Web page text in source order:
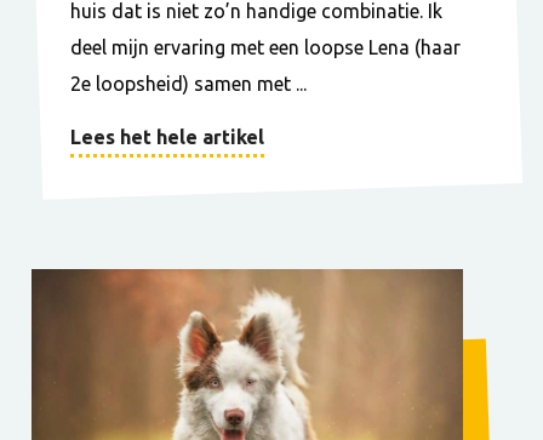
huis dat is niet zo’n handige combinatie. Ik
deel mijn ervaring met een loopse Lena (haar
2e loopsheid) samen met ...
Lees het hele artikel